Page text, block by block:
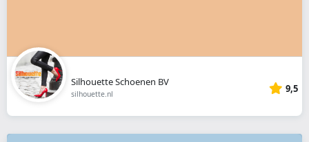
Silhouette Schoenen BV
silhouette.nl 9,5